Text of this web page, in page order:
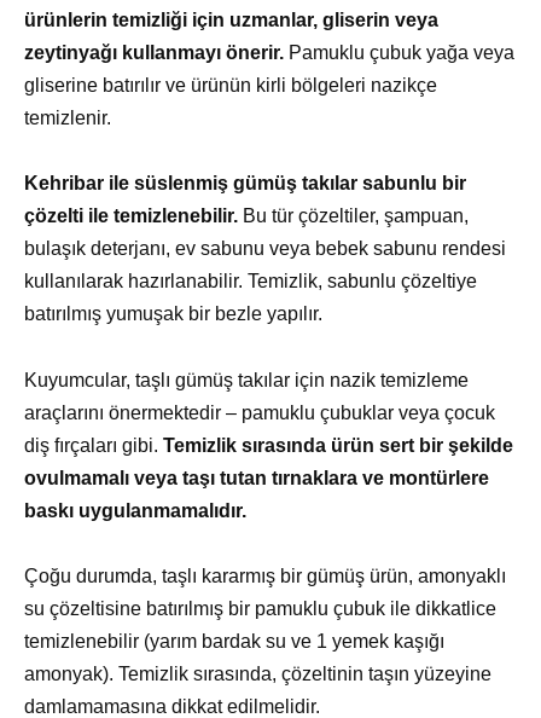
ürünlerin temizliği için uzmanlar, gliserin veya
zeytinyağı kullanmayı önerir. Pamuklu çubuk yağa veya
gliserine batırılır ve ürünün kirli bölgeleri nazikçe
temizlenir.
Kehribar ile süslenmiş gümüş takılar sabunlu bir
çözelti ile temizlenebilir. Bu tür çözeltiler, şampuan,
bulaşık deterjanı, ev sabunu veya bebek sabunu rendesi
kullanılarak hazırlanabilir. Temizlik, sabunlu çözeltiye
batırılmış yumuşak bir bezle yapılır.
Kuyumcular, taşlı gümüş takılar için nazik temizleme
araçlarını önermektedir – pamuklu çubuklar veya çocuk
diş fırçaları gibi. Temizlik sırasında ürün sert bir şekilde
ovulmamalı veya taşı tutan tırnaklara ve montürlere
baskı uygulanmamalıdır.
Çoğu durumda, taşlı kararmış bir gümüş ürün, amonyaklı
su çözeltisine batırılmış bir pamuklu çubuk ile dikkatlice
temizlenebilir (yarım bardak su ve 1 yemek kaşığı
amonyak). Temizlik sırasında, çözeltinin taşın yüzeyine
damlamamasına dikkat edilmelidir.